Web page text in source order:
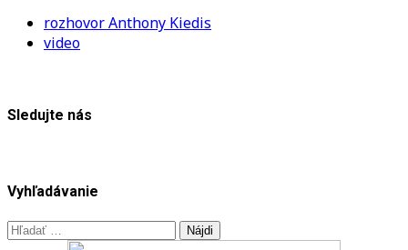
rozhovor Anthony Kiedis
video
Sledujte nás
Vyhľadávanie
Hľadať: